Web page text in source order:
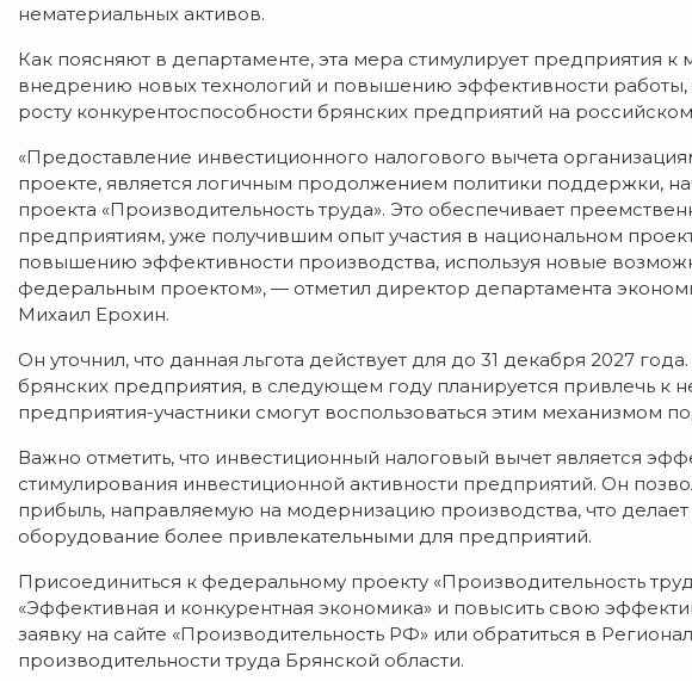
нематериальных активов.
Как поясняют в департаменте, эта мера стимулирует предприятия
внедрению новых технологий и повышению эффективности работы,
росту конкурентоспособности брянских предприятий на
«Предоставление инвестиционного налогового вычета
проекте, является логичным продолжением политики поддержки,
проекта «Производительность труда». Это обеспечивает
предприятиям, уже получившим опыт участия в национальном
повышению эффективности производства, используя новые
федеральным проектом», — отметил директор департамента
Михаил Ерохин.
Он уточнил, что данная льгота действует для до 31 декабря 2027
брянских предприятия, в следующем году планируется привлечь к
предприятия-участники смогут воспользоваться этим механизмом
Важно отметить, что инвестиционный налоговый вычет является
стимулирования инвестиционной активности предприятий. Он
прибыль, направляемую на модернизацию производства, что
оборудование более привлекательными для предприятий.
Присоединиться к федеральному проекту «Производительность
«Эффективная и конкурентная экономика» и повысить свою
заявку на сайте «Производительность РФ» или обратиться в
производительности труда Брянской области.